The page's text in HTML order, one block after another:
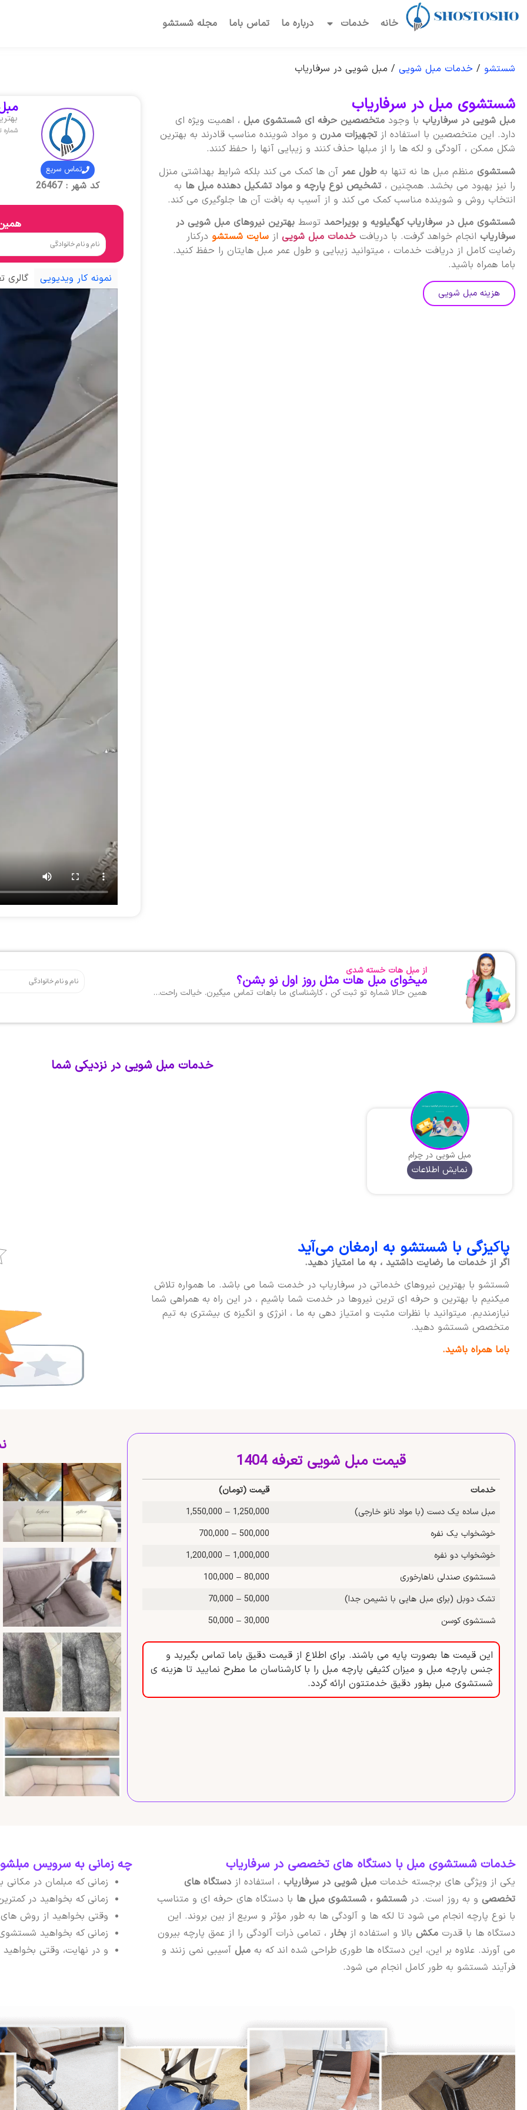
خانه خدمات درباره ما تماس باما مجله شستشو
شستشو / خدمات مبل شویی / مبل شویی در سرفاریاب
شستشوی مبل در سرفاریاب
مبل شویی در سرفاریاب با وجود متخصصین حرفه ای شستشوی مبل ، اهمیت ویژه ای
دارد. این متخصصین با استفاده از تجهیزات مدرن و مواد شوینده مناسب قادرند به بهترین
شکل ممکن ، آلودگی و لکه ها را از مبلها حذف کنند و زیبایی آنها را حفظ کنند.
شستشوی منظم مبل ها نه تنها بهطول عمر آن ها کمک می کند بلکه شرایط بهداشتی منزل
را نیز بهبود می بخشد. همچنین ، تشخیص نوع پارچه و مواد تشکیل دهنده مبل ها به
انتخاب روش و شوینده مناسب کمک می کند و از آسیب به بافت آن ها جلوگیری می کند.
شستشوی مبل در سرفاریاب کهگیلویه و بویراحمد توسط بهترین نیروهای مبل شویی در
سرفاریاب انجام خواهد گرفت. با دریافت خدمات مبل شویی از سایت شستشو درکنار
رضایت کامل از دریافت خدمات ، میتوانید زیبایی و طول عمر مبل هایتان را حفظ کنید.
باما همراه باشید.
هزینه مبل شویی
تماس سریع
کد شهر : 26467
شماره
نمونه کار ویدیویی گالری
از مبل هات خسته شدی
میخوای مبل هات مثل روز اول نو بشن؟
همین حالا شماره تو ثبت کن ، کارشناسای ما باهات تماس میگیرن. خیالت راحت…
خدمات مبل شویی در نزدیکی شما
مبل شویی در چرام
نمایش اطلاعات
پاکیزگی با شستشو به ارمغان می‌آید
اگر از خدمات ما رضایت داشتید ، به ما امتیاز دهید.
شستشو با بهترین نیروهای خدماتی در سرفاریاب در خدمت شما می باشد. ما همواره تلاش
میکنیم با بهترین و حرفه ای ترین نیروها در خدمت شما باشیم ، در این راه به همراهی شما
نیازمندیم. میتوانید با نظرات مثبت و امتیاز دهی به ما ، انرژی و انگیزه ی بیشتری به تیم
متخصص شستشو دهید.
باما همراه باشید.
قیمت مبل شویی تعرفه 1404
خدمات
قیمت (تومان)
مبل ساده یک‌ دست (با مواد نانو خارجی)
1,250,000 – 1,550,000
خوشخواب یک‌ نفره
500,000 – 700,000
خوشخواب دو‌ نفره
1,000,000 – 1,200,000
شستشوی صندلی ناهارخوری
80,000 – 100,000
تشک دوبل (برای مبل‌ هایی با نشیمن جدا)
50,000 – 70,000
شستشوی کوسن
30,000 – 50,000
این قیمت ها بصورت پایه می باشند. برای اطلاع از قیمت دقیق باما تماس بگیرید و
جنس پارچه مبل و میزان کثیفی پارچه مبل را با کارشناسان ما مطرح نمایید تا هزینه ی
شستشوی مبل بطور دقیق خدمتتون ارائه گردد.
خدمات شستشوی مبل با دستگاه‌ های تخصصی در سرفاریاب
یکی از ویژگی های برجسته خدمات مبل شویی در سرفاریاب ، استفاده از دستگاه های
تخصصی و به روز است. در شستشو ، شستشوی مبل ها با دستگاه های حرفه ای و متناسب
با نوع پارچه انجام می شود تا لکه ها و آلودگی ها به طور مؤثر و سریع از بین بروند. این
دستگاه ها با قدرت مکش بالا و استفاده از بخار ، تمامی ذرات آلودگی را از عمق پارچه بیرون
می آورند. علاوه بر این، این دستگاه ها طوری طراحی شده اند که به مبل آسیبی نمی زنند و
فرآیند شستشو به طور کامل انجام می شود.
چه زمانی به سرویس
زمانی که مبلمان در
زمانی که بخواهید در
وقتی بخواهید از روش
زمانی که بخواهید
و در نهایت، وقتی بخواهید